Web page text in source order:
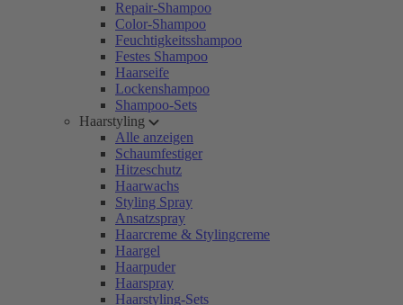
Repair-Shampoo
Color-Shampoo
Feuchtigkeitsshampoo
Festes Shampoo
Haarseife
Lockenshampoo
Shampoo-Sets
Haarstyling
Alle anzeigen
Schaumfestiger
Hitzeschutz
Haarwachs
Styling Spray
Ansatzspray
Haarcreme & Stylingcreme
Haargel
Haarpuder
Haarspray
Haarstyling-Sets